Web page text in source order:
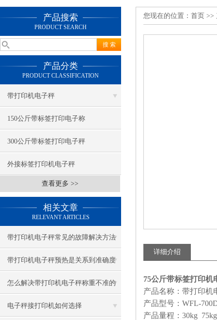
产品搜索
PRODUCT SEARCH
产品分类
PRODUCT CLASSIFICATION
带打印机电子秤
150公斤带标签打印电子称
300公斤带标签打印电子秤
外接标签打印机电子秤
查看更多 >>
相关文章
RELEVANT ARTICLES
带打印机电子秤常见的故障解决方法
有哪些
带打印机电子秤预热是关系到准确度
的重点
怎么解决带打印机电子秤称重不准的
问题？
电子秤接打印机如何选择
您现在的位置： 首页 >>
详细介绍
75公斤带标签打印机
产品名称：带打印机
产品型号： WFL-
产品量程： 30kg